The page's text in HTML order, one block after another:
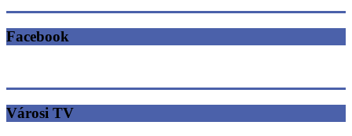
Facebook
Városi TV